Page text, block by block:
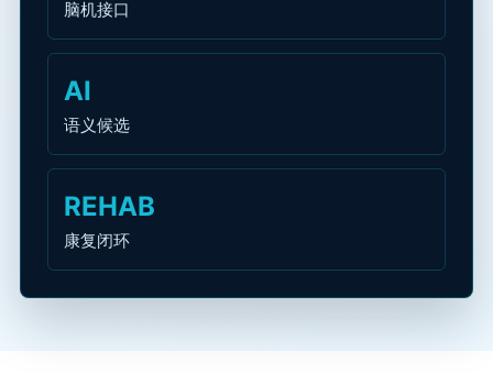
脑机接口
AI
语义候选
REHAB
康复闭环